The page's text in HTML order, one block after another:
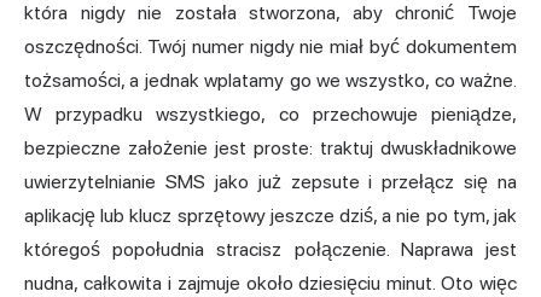
która nigdy nie została stworzona, aby chronić Twoje
oszczędności. Twój numer nigdy nie miał być dokumentem
tożsamości, a jednak wplatamy go we wszystko, co ważne.
W przypadku wszystkiego, co przechowuje pieniądze,
bezpieczne założenie jest proste: traktuj dwuskładnikowe
uwierzytelnianie SMS jako już zepsute i przełącz się na
aplikację lub klucz sprzętowy jeszcze dziś, a nie po tym, jak
któregoś popołudnia stracisz połączenie. Naprawa jest
nudna, całkowita i zajmuje około dziesięciu minut. Oto więc